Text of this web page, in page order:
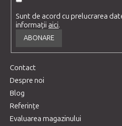
Sunt de acord cu prelucrarea
informațiiaici.
ABONARE
Contact
Despre noi
Blog
Referințe
Evaluarea magazinului